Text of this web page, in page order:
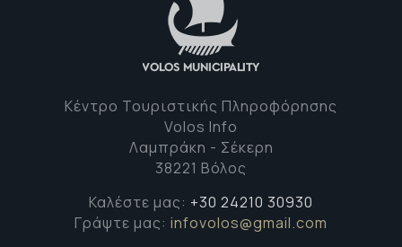
Κέντρο Τουριστικής Πληροφόρησης
Volos Info
Λαμπράκη - Σέκερη
38221 Βόλος
Καλέστε μας: +30 24210 30930
Γράψτε μας: infovolos@gmail.com